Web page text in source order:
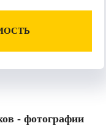
- фотографии